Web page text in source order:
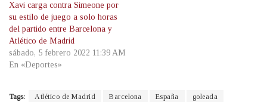
Xavi carga contra Simeone por
su estilo de juego a solo horas
del partido entre Barcelona y
Atlético de Madrid
sábado, 5 febrero 2022 11:39 AM
En «Deportes»
Tags: Atlético de Madrid Barcelona España goleada